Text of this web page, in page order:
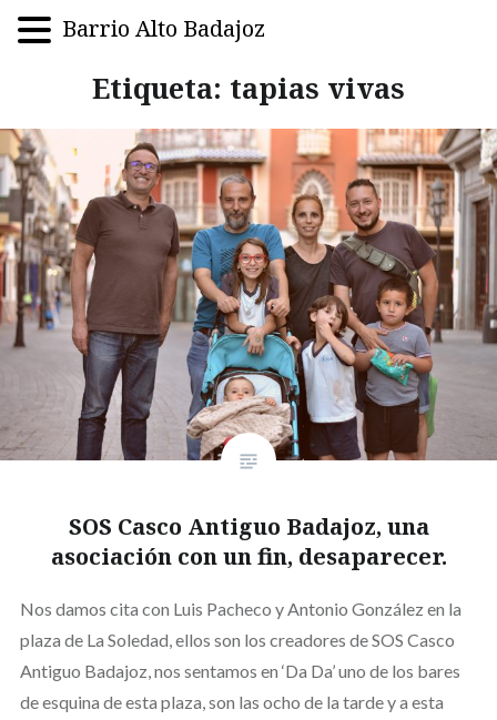
Etiqueta: tapias vivas
SOS Casco Antiguo Badajoz, una
asociación con un fin, desaparecer.
Nos damos cita con Luis Pacheco y Antonio González en la
plaza de La Soledad, ellos son los creadores de SOS Casco
Antiguo Badajoz, nos sentamos en ‘Da Da’ uno de los bares
de esquina de esta plaza, son las ocho de la tarde y a esta
Barrio Alto Badajoz